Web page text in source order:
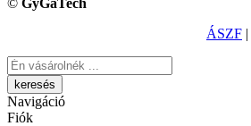
ÁSZF |
Keresés
Navigáció
Fiók